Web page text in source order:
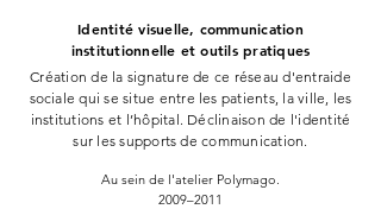
Identité visuelle, communication
institutionnelle et outils pratiques
Création de la signature de ce réseau d'entraide
sociale qui se situe entre les patients, la ville, les
institutions et l’hôpital. Déclinaison de l'identité
sur les supports de communication.
Au sein de l'atelier Polymago.
2009–2011